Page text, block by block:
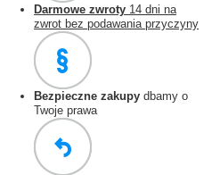
Darmowe zwroty 14 dni na
zwrot bez podawania przyczyny
Bezpieczne zakupy dbamy o
Twoje prawa